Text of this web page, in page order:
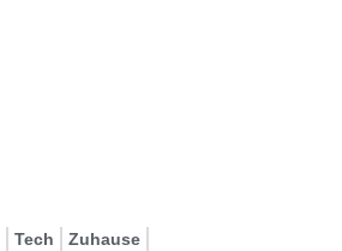
Tech Zuhause